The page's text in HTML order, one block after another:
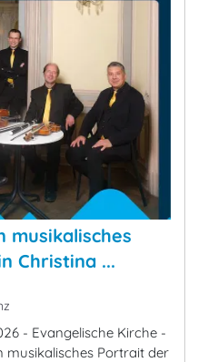
musikalisches
Christina ...
- Evangelische Kirche -
musikalisches Portrait der